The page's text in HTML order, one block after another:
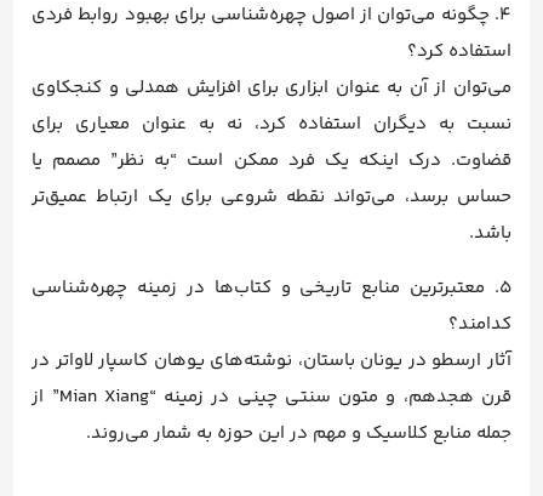
4. چگونه می‌توان از اصول چهره‌شناسی برای بهبود روابط فردی
استفاده کرد؟
می‌توان از آن به عنوان ابزاری برای افزایش همدلی و کنجکاوی
نسبت به دیگران استفاده کرد، نه به عنوان معیاری برای
قضاوت. درک اینکه یک فرد ممکن است “به نظر” مصمم یا
حساس برسد، می‌تواند نقطه شروعی برای یک ارتباط عمیق‌تر
باشد.
5. معتبرترین منابع تاریخی و کتاب‌ها در زمینه چهره‌شناسی
کدامند؟
آثار ارسطو در یونان باستان، نوشته‌های یوهان کاسپار لاواتر در
قرن هجدهم، و متون سنتی چینی در زمینه “Mian Xiang” از
جمله منابع کلاسیک و مهم در این حوزه به شمار می‌روند.